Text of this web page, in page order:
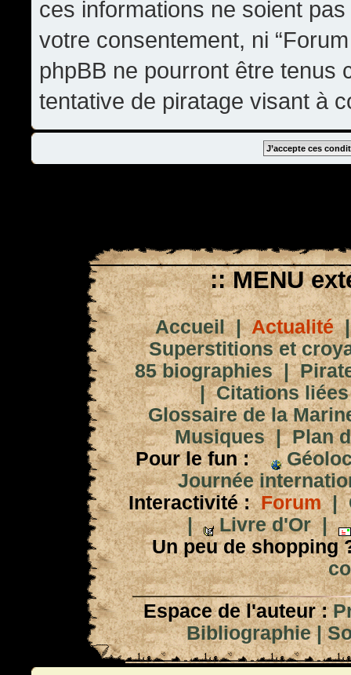
ces informations ne soient
votre consentement, ni
phpBB ne pourront être tenus
tentative de piratage visant à
:: MENU
Accueil|Actualité
Superstitions et
85 biographies|
|Citations
Glossaire de la
Musiques|Plan
Pour le fun :
Journée
Interactivité : Forum|
|
Livre d'Or|
Un peu de shopping
Espace de l'auteur :
Bibliographie|